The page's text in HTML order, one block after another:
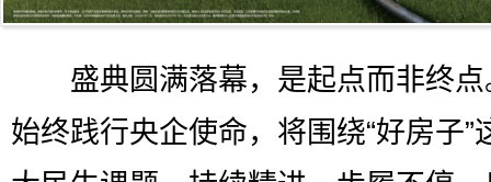
盛典圆满落幕，是起点而非终点
始终践行央企使命，将围绕“好房子”